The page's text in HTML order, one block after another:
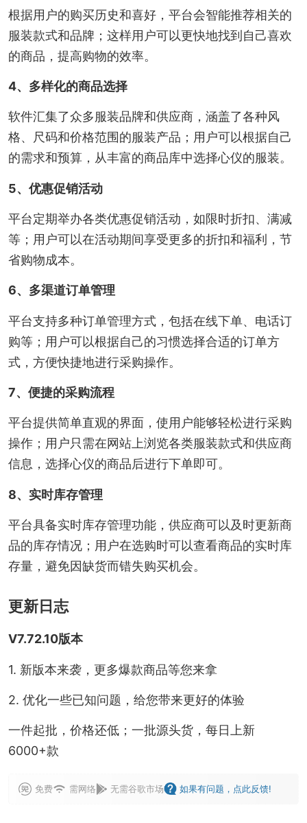
根据用户的购买历史和喜好，平台会智能推荐相关的
服装款式和品牌；这样用户可以更快地找到自己喜欢
的商品，提高购物的效率。
4、多样化的商品选择
软件汇集了众多服装品牌和供应商，涵盖了各种风
格、尺码和价格范围的服装产品；用户可以根据自己
的需求和预算，从丰富的商品库中选择心仪的服装。
5、优惠促销活动
平台定期举办各类优惠促销活动，如限时折扣、满减
等；用户可以在活动期间享受更多的折扣和福利，节
省购物成本。
6、多渠道订单管理
平台支持多种订单管理方式，包括在线下单、电话订
购等；用户可以根据自己的习惯选择合适的订单方
式，方便快捷地进行采购操作。
7、便捷的采购流程
平台提供简单直观的界面，使用户能够轻松进行采购
操作；用户只需在网站上浏览各类服装款式和供应商
信息，选择心仪的商品后进行下单即可。
8、实时库存管理
平台具备实时库存管理功能，供应商可以及时更新商
品的库存情况；用户在选购时可以查看商品的实时库
存量，避免因缺货而错失购买机会。
更新日志
V7.72.10版本
1. 新版本来袭，更多爆款商品等您来拿
2. 优化一些已知问题，给您带来更好的体验
一件起批，价格还低；一批源头货，每日上新
6000+款
免费 需网络 无需谷歌市场 如果有问题，点此反馈!